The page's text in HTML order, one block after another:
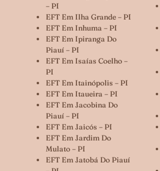
– PI
EFT Em Ilha Grande – PI
EFT Em Inhuma – PI
EFT Em Ipiranga Do
Piauí – PI
EFT Em Isaías Coelho –
PI
EFT Em Itainópolis – PI
EFT Em Itaueira – PI
EFT Em Jacobina Do
Piauí – PI
EFT Em Jaicós – PI
EFT Em Jardim Do
Mulato – PI
EFT Em Jatobá Do Piauí